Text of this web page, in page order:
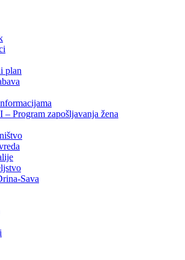
plan
Program zapošljavanja žena
Sava